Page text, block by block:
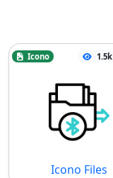
Icono 1.5k
Icono Files